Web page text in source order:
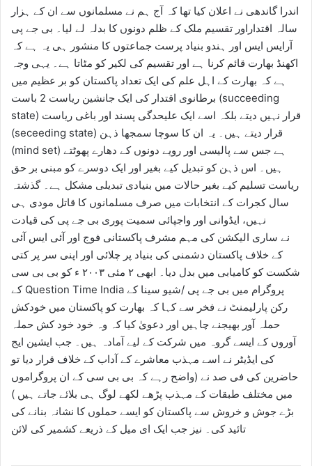
اندرا گاندھی نے اعلان کیا تھا کہ آج ہم نے مسلمانوں سے ان کے ہزار
سالہ اقتداراور تقسیم ملک کے ظلم دونوں کا بدلہ لے لیا۔ بی جے پی
آرایس ایس اور ہندو بنیاد پرست جماعتوں کا منشور ہی یہ ہے کہ
اکھنڈ بھارت قائم کرنا ہے اور تقسیم کی لکیر کو مٹاتا ہے۔ یہی وجہ
ہے کہ بھارت کے اہل علم کی ایک تعداد پاکستان کو بر عظیم میں
برطانوی اقتدار کی ایک جانشین ریاست 2 باست (succeeding
state) قرار نہیں دیتے بلکہ اسے ایک علیحدگی پسند اور باغی ریاست
(seceeding state) قرار دیتے ہیں۔ یہ ان کا سوچا سمجھا ذہن
(mind set) ہے جس سے پالیسی اور رویے دونوں کے دھارے پھوٹتے
ہیں۔ اس ذہن کو تبدیل کیے بغیر اور ایک دوسرے کو مبنی بر حق
ریاست تسلیم کیے بغیر حالات میں بنیادی تبدیلی مشکل ہے۔ گذشتہ
سال کجرات کے انتخابات میں صرف مسلمانوں کا قاتل مودی ہی
نہیں، ایڈوانی اور واجپائی سمیت پوری بی جے پی کی قیادت
نے ساری الیکشن کی مہم مشرف پاکستانی فوج اور آئی ایس آئی
کے خلاف پاکستان دشمنی کی بنیاد پر چلائی اور اپنی سر پر کتی
شکست کو کامیابی میں بدل دیا۔ ابھی ۲ مئی ۲۰۰۳ ء کو بی بی سی
کے Question Time India پروگرام میں بی جے پی /شیو سینا کے
رکن پارلیمنٹ نے فخر سے کہا کہ بھارت کو پاکستان میں خودکش
حملہ آور بھیجنے چاہیں اور دعویٰ کیا کہ وہ خود خود کش حملہ
آوروں کے ایسے گروہ میں شرکت کے لیے آمادہ ہیں۔ جب ایشین ایج
کی ایڈیٹر نے اسے مہذب معاشرے کے آداب کے خلاف قرار دیا تو
حاضرین کی فی صد نے (واضح رہے کہ بی بی سی کے ان پروگراموں
میں مختلف طبقات کے مہذب پڑھے لکھے لوگ ہی بلائے جاتے ہیں )
بڑے جوش و خروش سے پاکستان کو ایسے حملوں کا نشانہ بنانے کی
تائید کی۔ نیز جب ایک ای میل کے ذریعے کشمیر کی لائن